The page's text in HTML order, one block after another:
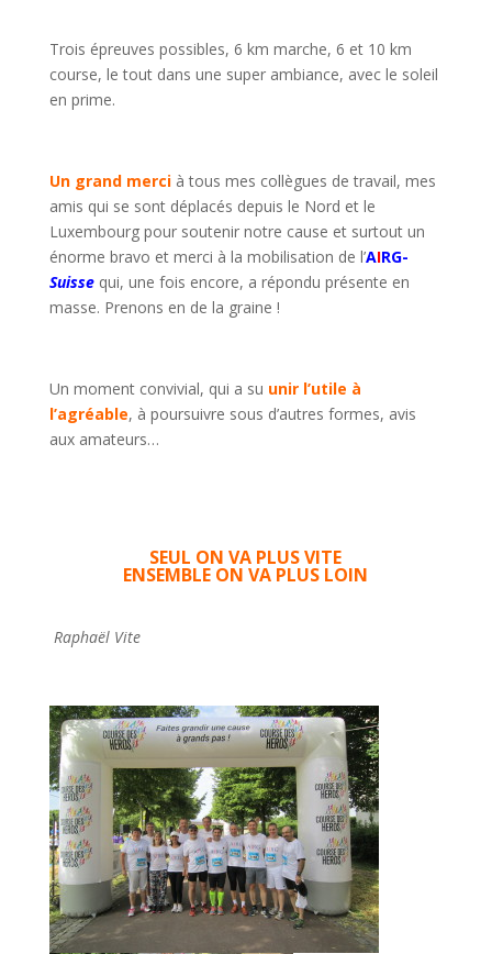
Trois épreuves possibles, 6 km marche, 6 et 10 km
course, le tout dans une super ambiance, avec le soleil
en prime.
Un grand merci à tous mes collègues de travail, mes
amis qui se sont déplacés depuis le Nord et le
Luxembourg pour soutenir notre cause et surtout un
énorme bravo et merci à la mobilisation de l’AIRG-
Suisse qui, une fois encore, a répondu présente en
masse. Prenons en de la graine !
Un moment convivial, qui a su unir l’utile à
l’agréable, à poursuivre sous d’autres formes, avis
aux amateurs…
SEUL ON VA PLUS VITE
ENSEMBLE ON VA PLUS LOIN
Raphaël Vite